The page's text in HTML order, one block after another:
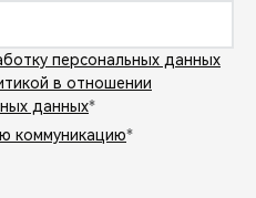
персональных данных
в отношении
данных*
коммуникацию*